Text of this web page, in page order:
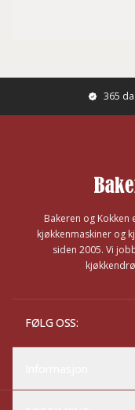
365
Bakeren og
kjøkkenmaskiner og
siden 2005. Vi
FØLG OSS: